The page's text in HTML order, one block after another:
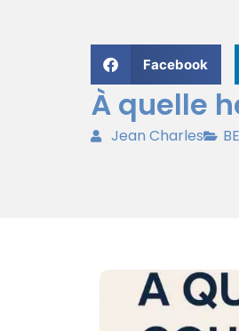
Facebook
À quelle
Jean Charles